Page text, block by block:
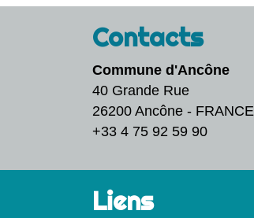
Contacts
Commune d'Ancône
40 Grande Rue
26200 Ancône - FRANCE
+33 4 75 92 59 90
Liens